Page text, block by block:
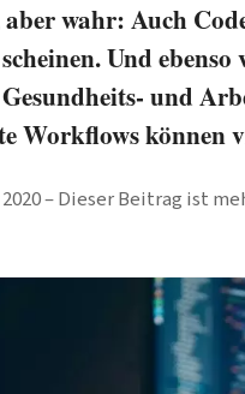
wahr: Auch
Und
und
Work­flows können
Dieser Beitrag ist